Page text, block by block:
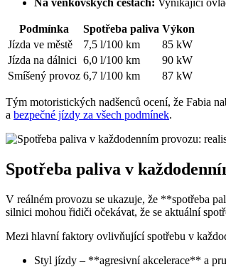
Podmínka Spotřeba paliva Výkon
Jízda ve městě
7,5 l/100 km
85 kW
Jízda na dálnici 6,0 l/100 km
90 kW
Smíšený provoz 6,7 l/100 km 87 kW
Tým motoristických nadšenců ocení, že Fabia
a bezpečné jízdy za všech podmínek.
Spotřeba paliva v
V reálném provozu se ukazuje, že **spotřeba
silnici mohou řidiči očekávat, že se aktuální
Mezi hlavní faktory ovlivňující spotřebu v
Styl jízdy – **agresivní akcelerace** a